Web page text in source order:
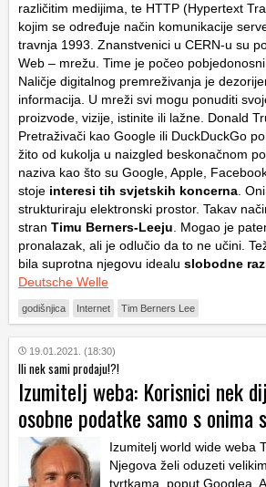
različitim medijima, te HTTP (Hypertext
kojim se određuje način komunikacije
travnja 1993. Znanstvenici u CERN-u su
Web – mrežu. Time je počeo
Naličje digitalnog premreživanja je
informacija. U mreži svi mogu ponuditi
proizvode, vizije, istinite ili lažne. Donald
Pretraživači kao Google ili DuckDuckGo
žito od kukolja u naizgled beskonačnom
naziva kao što su Google, Apple,
stoje interesi tih svjetskih koncerna .
strukturiraju elektronski prostor. Takav
stran Timu Berners-Leeju . Mogao je
pronalazak, ali je odlučio da to ne učini.
bila suprotna njegovu idealu slobodne
Deutsche Welle
godišnjica Internet Tim Berners Lee
19.01.2021. (18:30)
Ili nek sami prodaju!?!
Izumitelj weba: Korisnici nek
osobne podatke samo s onima
Izumitelj world wide weba
Njegova želi oduzeti
tvrtkama, poput Googlea,